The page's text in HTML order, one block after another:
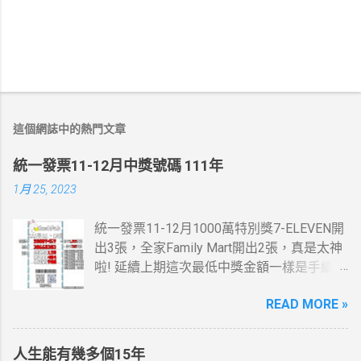
這個網誌中的熱門文章
統一發票11-12月中獎號碼 111年
1月 25, 2023
統一發票11-12月1000萬特別獎7-ELEVEN開
出3張，全家Family Mart開出2張，真是太神
啦! 延續上期這次最低中獎金額一樣是手續
萬特獎7-ELEVEN跟全家Family Mar又有貢獻
了，這些地方我都有去， 最幸運的人是花20
元停車費就中了。 桃園市蘆竹區中獎機率感
READ MORE »
人生能有幾多個15年